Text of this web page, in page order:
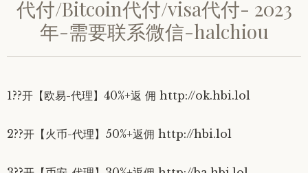
代付/Bitcoin代付/visa代付- 2023
年-需要联系微信-halchiou
1??开【欧易-代理】40%+返 佣 http://ok.hbi.lol
2??开【火币-代理】50%+返佣 http://hbi.lol